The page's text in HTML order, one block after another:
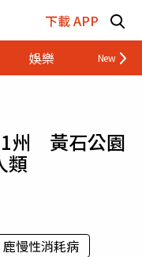
下載 APP
娛樂 財經
州 黃石公園
類
鹿慢性消耗病